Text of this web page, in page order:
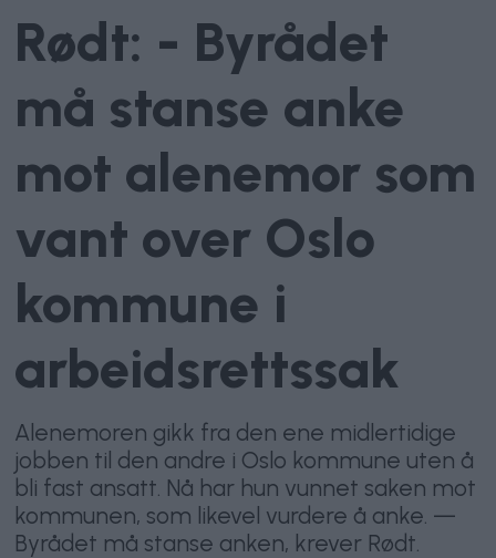
Rødt: - Byrådet
må stanse anke
mot alenemor som
vant over Oslo
kommune i
arbeidsrettssak
Alenemoren gikk fra den ene midlertidige
jobben til den andre i Oslo kommune uten å
bli fast ansatt. Nå har hun vunnet saken mot
kommunen, som likevel vurdere å anke. —
Byrådet må stanse anken, krever Rødt.